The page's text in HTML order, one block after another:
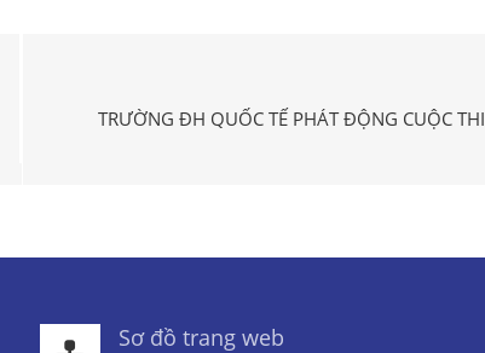
TRƯỜNG ĐH QUỐC TẾ PHÁT ĐỘNG CUỘC
Sơ đồ trang web